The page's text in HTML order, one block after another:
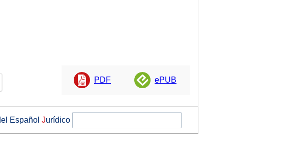
PDF ePUB
Español Jurídico